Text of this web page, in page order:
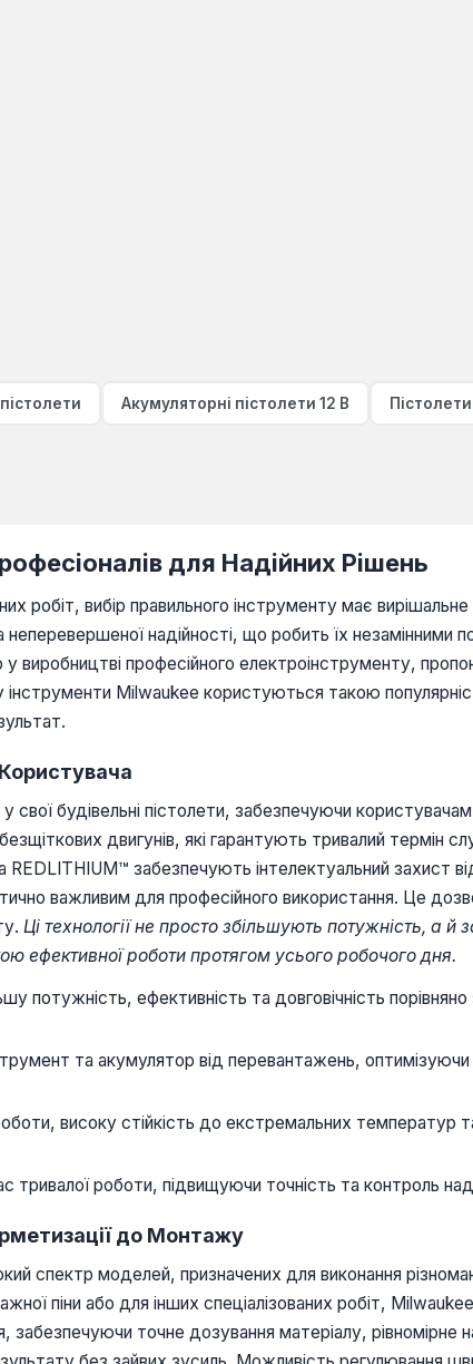
Акумуляторні пістолети 12 В
для Надійних Рішень
робіт, вибір правильного інструменту має
неперевершеної надійності, що робить їх
професійного електроінструменту,
Milwaukee користуються такою
свої будівельні пістолети, забезпечуючи
двигунів, які гарантують тривалий термін
REDLITHIUM™ забезпечують інтелектуальний захист
важливим для професійного використання. Це
Ці технології не просто збільшують потужність, а
ефективної роботи протягом усього робочого дня.
потужність, ефективність та довговічність
та акумулятор від перевантажень,
високу стійкість до екстремальних
роботи, підвищуючи точність та контроль
до Монтажу
спектр моделей, призначених для виконання
піни або для інших спеціалізованих робіт,
точне дозування матеріалу, рівномірне